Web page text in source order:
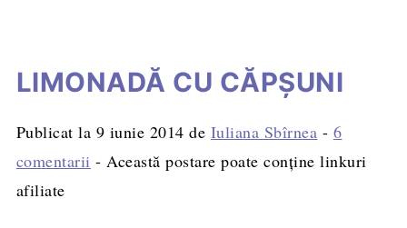
LIMONADĂ CU CĂPŞUNI
Publicat la 9 iunie 2014 de Iuliana Sbîrnea - 6
comentarii - Această postare poate conține linkuri
afiliate